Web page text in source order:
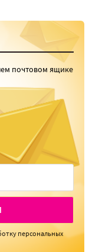
почтовом ящике
персональных